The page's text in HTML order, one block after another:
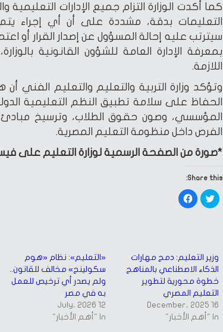
كما أكدت الوزارة التزام جميع الإدارات التعليمية
التعليمات بدقة، مشددة على أن أي إجراء
سيترتب عليه إحالة المسؤول عن إصدار القرار أو
بمعرفة الإدارة العامة للشؤون القانونية
اللازمة.
وتؤكد وزارة التربية والتعليم والتعليم الفني
الحفاظ على سلامة تطبيق النظم التعليمية
المؤسسي، وصون حقوق الطلاب، وترسيخ مبادئ
الفرص داخل منظومة التعليم المصرية.
*صورة من الصفحة الرسمية لوزارة التعليم على
Share this:
Click
to
share
window)
Click
to
window)
«التعليم»: نظام «هوم
سكولينج» مخالف للقانون..
ولم يصدر أي ترخيص للعمل
به في مصر
12 July، 2026
In "أهم الأخبار"
وزير التعليم: دمج مهارات
الذكاء الاصطناعي بالمناهج
خطوة محورية لتطوير
التعليم المصري
16 December، 2025
In "أهم الأخبار"